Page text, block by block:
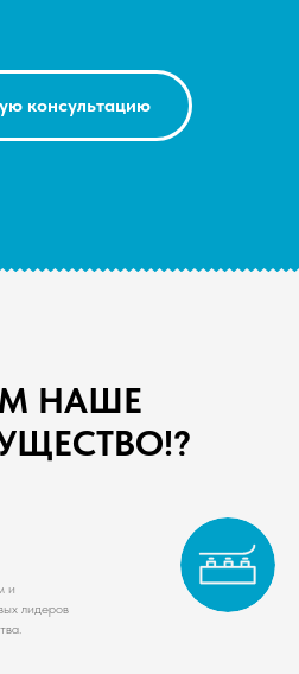
консультацию
НАШЕ
и
лидеров